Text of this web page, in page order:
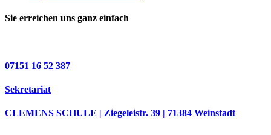
Sie erreichen uns ganz einfach
07151 16 52 387
Sekretariat
CLEMENS SCHULE | Ziegeleistr. 39 | 71384 Weinstadt